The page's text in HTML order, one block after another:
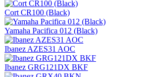
Cort CR100 (Black)
Yamaha Pacifica 012 (Black)
Ibanez AZES31 AOC
Ibanez GRG121DX BKF